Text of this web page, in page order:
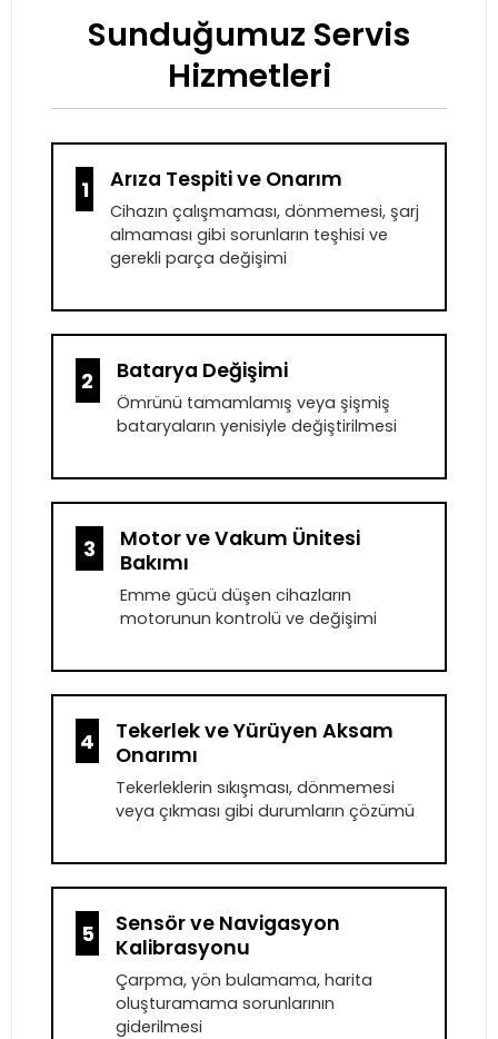
Sunduğumuz Servis
Hizmetleri
1 Arıza Tespiti ve Onarım
Cihazın çalışmaması, dönmemesi, şarj
almaması gibi sorunların teşhisi ve
gerekli parça değişimi
2 Batarya Değişimi
Ömrünü tamamlamış veya şişmiş
bataryaların yenisiyle değiştirilmesi
3
Motor ve Vakum Ünitesi
Bakımı
Emme gücü düşen cihazların
motorunun kontrolü ve değişimi
4
Tekerlek ve Yürüyen Aksam
Onarımı
Tekerleklerin sıkışması, dönmemesi
veya çıkması gibi durumların çözümü
5
Sensör ve Navigasyon
Kalibrasyonu
Çarpma, yön bulamama, harita
oluşturamama sorunlarının
giderilmesi